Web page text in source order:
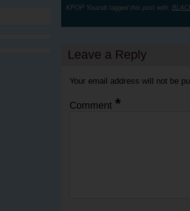
KPOP Youzab tagged this post with:
Leave a Reply
Your email address will not be
Comment *